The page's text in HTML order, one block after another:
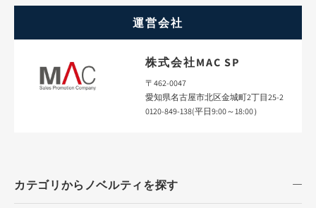
運営会社
株式会社MAC SP
〒462-0047
愛知県名古屋市北区金城町2丁目25-2
0120-849-138(平日9:00～18:00）
カテゴリからノベルティを探す